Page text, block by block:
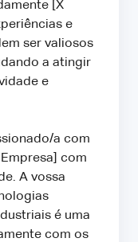
[X
e
ser valiosos
a atingir
e
a com
com
A vossa
é uma
com os